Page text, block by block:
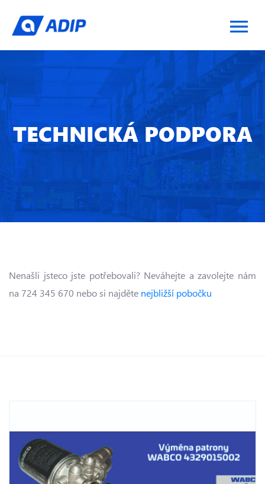
TECHNICKÁ PODPORA
Nenašli jsteco jste potřebovali? Neváhejte a zavolejte nám
na 724 345 670 nebo si najděte nejbližší pobočku